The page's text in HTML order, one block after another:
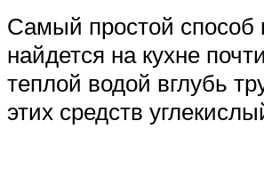
Самый простой способ
найдется на кухне
теплой водой вглубь
этих средств